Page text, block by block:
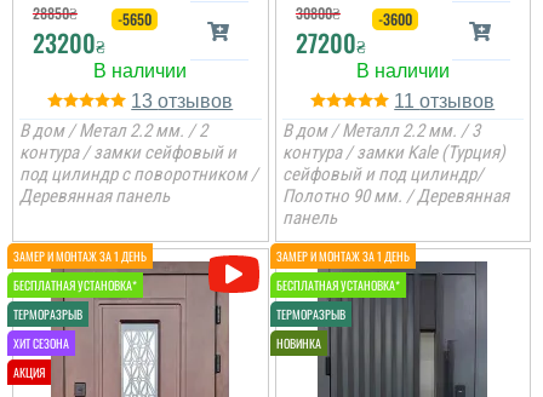
28850₴
23200₴
-5650
13
В дом / Метал 2.2 мм. / 2
контура / замки сейфовый и
под цилиндр с поворотником /
Деревянная панель
30800₴
27200₴
-3600
11
В дом / Металл 2.2 мм. / 3
контура / замки Kale (Турция)
сейфовый и под цилиндр/
Полотно 90 мм. / Деревянная
панель